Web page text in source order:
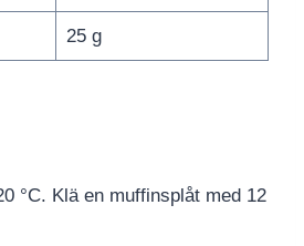
25 g
°C. Klä en muffinsplåt med 12